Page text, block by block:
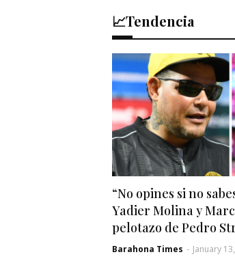
📈Tendencia
“No opines si no
Yadier Molina y
pelotazo de Pedro
Barahona Times - January